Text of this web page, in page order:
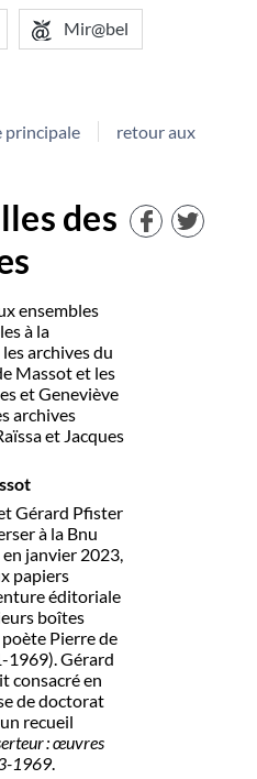
Mir@bel
principale
retour aux
des
ensembles
à la
archives du
Massot et les
et Geneviève
archives
et Jacques
Gérard Pfister
à la Bnu
janvier 2023,
papiers
éditoriale
boîtes
Pierre de
1969). Gérard
consacré en
de doctorat
recueil
: œuvres
1969.